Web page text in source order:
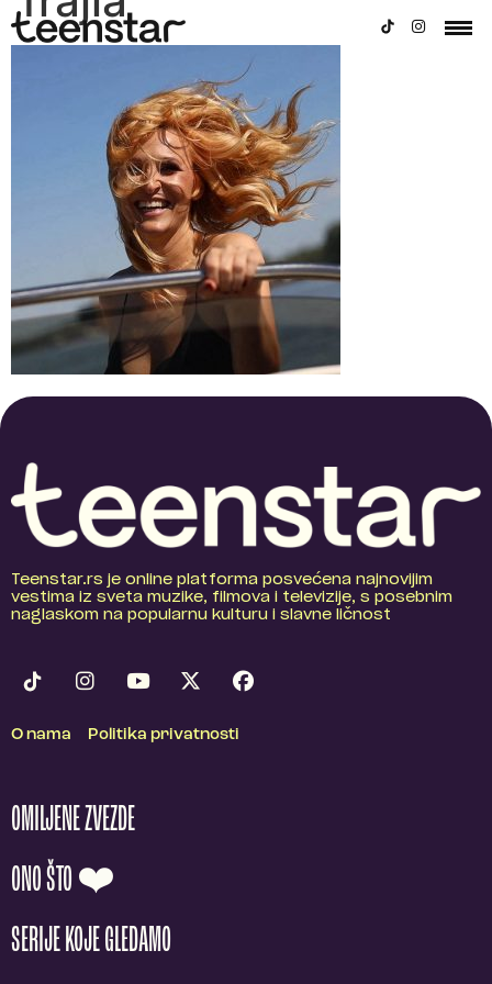
Teenstar.rs je online platforma posvećena najnovijim
vestima iz sveta muzike, filmova i televizije, s posebnim
naglaskom na popularnu kulturu i slavne ličnost
O nama Politika privatnosti
OMILJENE ZVEZDE
ONO ŠTO ❤️
SERIJE KOJE GLEDAMO